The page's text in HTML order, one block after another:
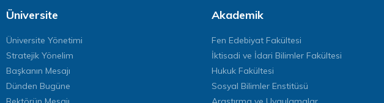
Üniversite
Üniversite Yönetimi
Stratejik Yönelim
Başkanın Mesajı
Dünden Bugüne
Akademik
Fen Edebiyat Fakültesi
İktisadi ve İdari Bilimler Fakültesi
Hukuk Fakültesi
Sosyal Bilimler Enstitüsü